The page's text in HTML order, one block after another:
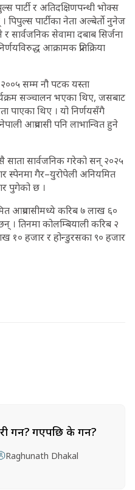
पार्टी र अतिदक्षिणपन्थी भोक्स
पार्टीका नेता अल्बेर्तो नुनेज
सार्वजनिक सेवामा दबाब सिर्जना
आक्रामक प्रतिक्रिया
सम्म नौ पटक यस्ता
सञ्चालन भएका थिए, जसबाट
पाएका थिए । यो निर्णयसँगै
आप्रवासी पनि लाभान्वित हुने
सार्वजनिक गरेको सन् २०२५
स्पेनमा गैर–युरोपेली अनियमित
पुगेको छ ।
आप्रवासीमध्ये करिब ७ लाख ६०
तिनमा कोलम्बियाली करिब २
१० हजार र होन्डुरसका ९० हजार
गर्ने? गएपछि के गर्ने?
Raghunath Dhakal